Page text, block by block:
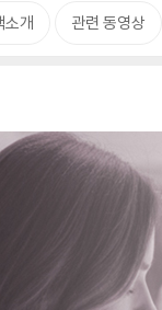
소개 관련 동영상